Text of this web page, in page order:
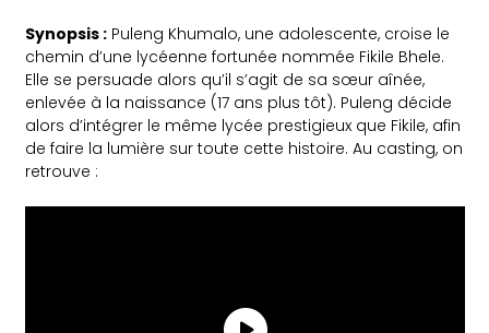
Synopsis : Puleng Khumalo, une adolescente, croise le
chemin d’une lycéenne fortunée nommée Fikile Bhele.
Elle se persuade alors qu’il s’agit de sa sœur aînée,
enlevée à la naissance (17 ans plus tôt). Puleng décide
alors d’intégrer le même lycée prestigieux que Fikile, afin
de faire la lumière sur toute cette histoire. Au casting, on
retrouve :